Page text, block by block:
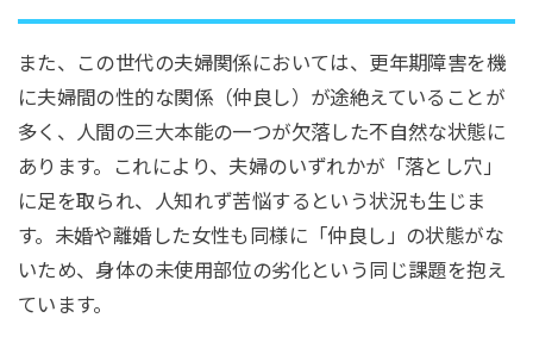
また、この世代の夫婦関係においては、更年期障害を機
に夫婦間の性的な関係（仲良し）が途絶えていることが
多く、人間の三大本能の一つが欠落した不自然な状態に
あります。これにより、夫婦のいずれかが「落とし穴」
に足を取られ、人知れず苦悩するという状況も生じま
す。未婚や離婚した女性も同様に「仲良し」の状態がな
いため、身体の未使用部位の劣化という同じ課題を抱え
ています。